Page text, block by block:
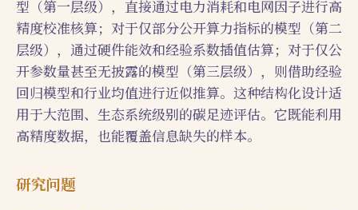
型（第一层级），直接通过电力消耗和电网因子进行高
精度校准核算；对于仅部分公开算力指标的模型（第二
层级），通过硬件能效和经验系数插值估算；对于仅公
开参数量甚至无披露的模型（第三层级），则借助经验
回归模型和行业均值进行近似推算。这种结构化设计适
用于大范围、生态系统级别的碳足迹评估。它既能利用
高精度数据，也能覆盖信息缺失的样本。
研究问题